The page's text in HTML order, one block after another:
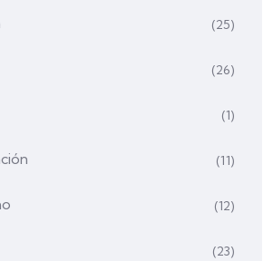
(25)
(26)
(1)
(11)
(12)
(23)